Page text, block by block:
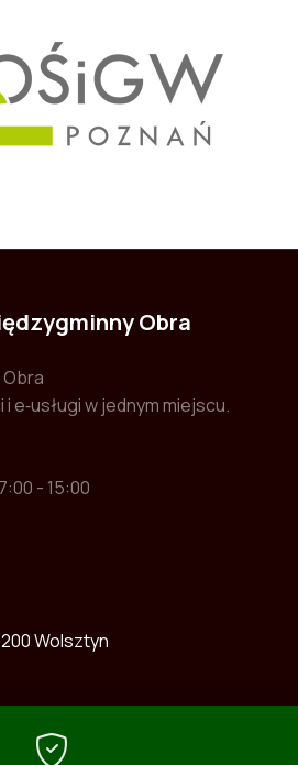
Obra
e‑usługi w jednym miejscu.
- 15:00
Wolsztyn